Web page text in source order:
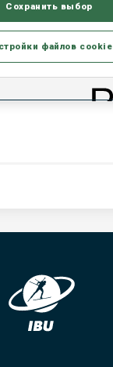
Сохранить выбор
файлов cookie